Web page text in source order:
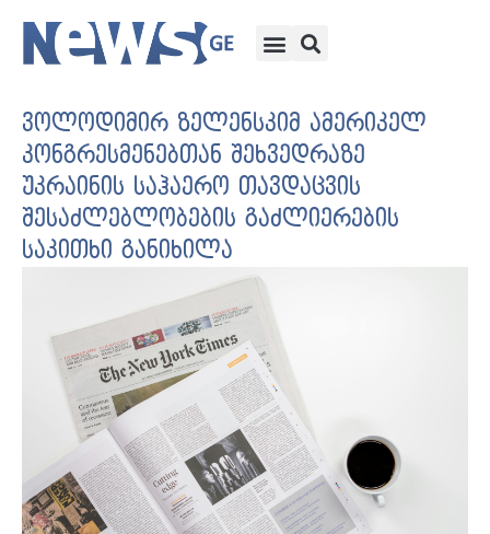
ვოლოდიმირ ზელენსკიმ ამერიკელ
კონგრესმენებთან შეხვედრაზე
უკრაინის საჰაერო თავდაცვის
შესაძლებლობების გაძლიერების
საკითხი განიხილა